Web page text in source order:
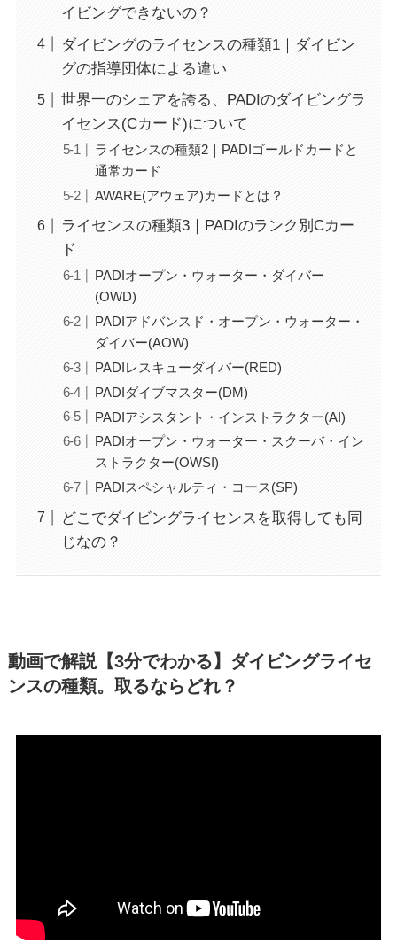
イビングできないの？
ダイビングのライセンスの種類1｜ダイビン
グの指導団体による違い
世界一のシェアを誇る、PADIのダイビングラ
イセンス(Cカード)について
ライセンスの種類2｜PADIゴールドカードと
通常カード
AWARE(アウェア)カードとは？
ライセンスの種類3｜PADIのランク別Cカー
ド
PADIオープン・ウォーター・ダイバー
(OWD)
PADIアドバンスド・オープン・ウォーター・
ダイバー(AOW)
PADIレスキューダイバー(RED)
PADIダイブマスター(DM)
PADIアシスタント・インストラクター(AI)
PADIオープン・ウォーター・スクーバ・イン
ストラクター(OWSI)
PADIスペシャルティ・コース(SP)
どこでダイビングライセンスを取得しても同
じなの？
動画で解説【3分でわかる】ダイビングライセ
ンスの種類。取るならどれ？